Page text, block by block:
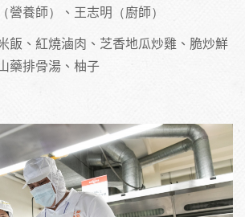
營養師）、王志明（廚師）
飯、紅燒滷肉、芝香地瓜炒雞、脆炒鮮
藥排骨湯、柚子